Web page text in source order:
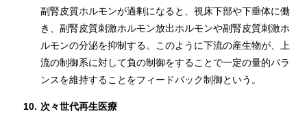
副腎皮質ホルモンが過剰になると、視床下部や下垂体に働
き、副腎皮質刺激ホルモン放出ホルモンや副腎皮質刺激ホ
ルモンの分泌を抑制する。このように下流の産生物が、上
流の制御系に対して負の制御をすることで一定の量的バラ
ンスを維持することをフィードバック制御という。
10. 次々世代再生医療